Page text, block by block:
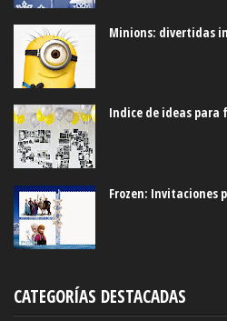
Minions: divertidas
Indice de ideas para
Frozen: Invitaciones
CATEGORÍAS DESTACADAS